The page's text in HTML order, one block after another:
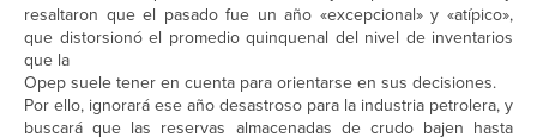
resaltaron que el pasado fue un año «excepcional» y «atípico»,
que distorsionó el promedio quinquenal del nivel de inventarios
que la
Opep suele tener en cuenta para orientarse en sus decisiones.
Por ello, ignorará ese año desastroso para la industria petrolera, y
buscará que las reservas almacenadas de crudo bajen hasta